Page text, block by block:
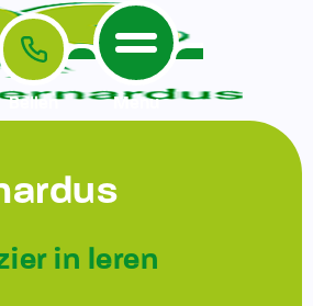
Opvang (TSO)
Bellen Menu
in leren